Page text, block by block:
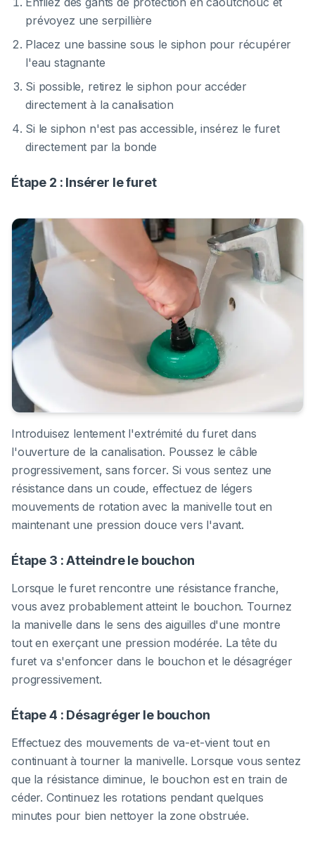
prévoyez une serpillière
Placez une bassine sous le siphon pour récupérer
l'eau stagnante
Si possible, retirez le siphon pour accéder
directement à la canalisation
Si le siphon n'est pas accessible, insérez le furet
directement par la bonde
Étape 2 : Insérer le furet
Introduisez lentement l'extrémité du furet dans
l'ouverture de la canalisation. Poussez le câble
progressivement, sans forcer. Si vous sentez une
résistance dans un coude, effectuez de légers
mouvements de rotation avec la manivelle tout en
maintenant une pression douce vers l'avant.
Étape 3 : Atteindre le bouchon
Lorsque le furet rencontre une résistance franche,
vous avez probablement atteint le bouchon. Tournez
la manivelle dans le sens des aiguilles d'une montre
tout en exerçant une pression modérée. La tête du
furet va s'enfoncer dans le bouchon et le désagréger
progressivement.
Étape 4 : Désagréger le bouchon
Effectuez des mouvements de va-et-vient tout en
continuant à tourner la manivelle. Lorsque vous sentez
que la résistance diminue, le bouchon est en train de
céder. Continuez les rotations pendant quelques
minutes pour bien nettoyer la zone obstruée.